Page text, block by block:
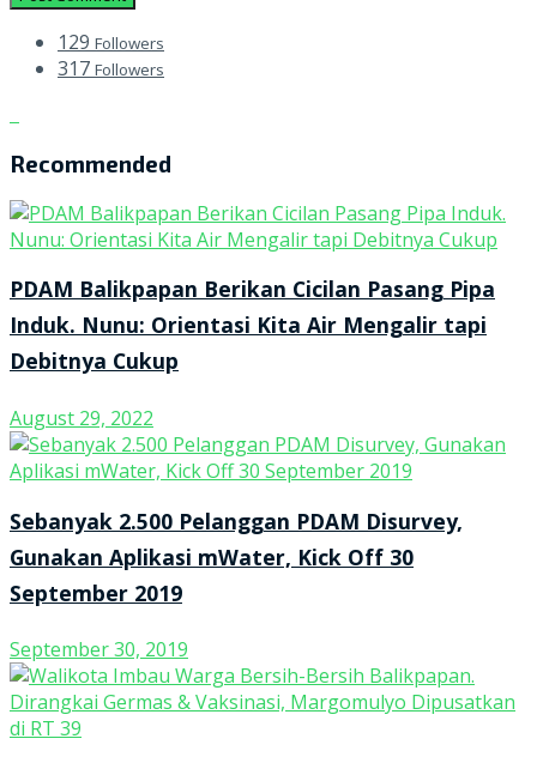
129 Followers
317 Followers
Recommended
PDAM Balikpapan Berikan Cicilan Pasang Pipa
Induk. Nunu: Orientasi Kita Air Mengalir tapi
Debitnya Cukup
August 29, 2022
Sebanyak 2.500 Pelanggan PDAM Disurvey,
Gunakan Aplikasi mWater, Kick Off 30
September 2019
September 30, 2019